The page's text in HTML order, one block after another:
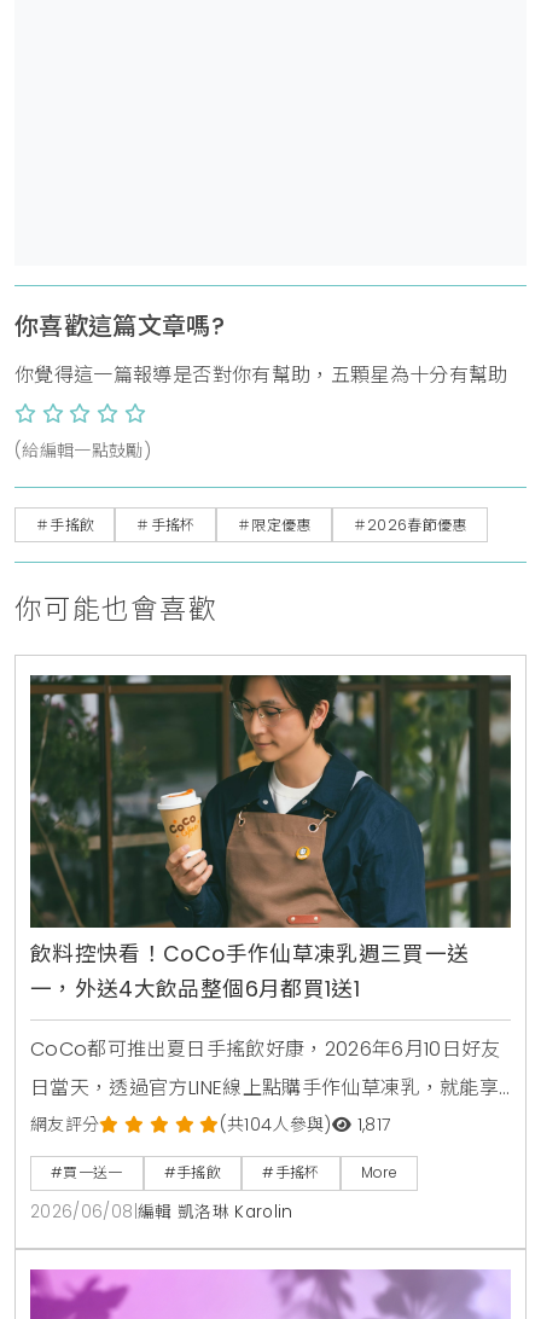
你喜歡這篇文章嗎?
你覺得這一篇報導是否對你有幫助，五顆星為十分有幫助
(給編輯一點鼓勵)
＃手搖飲 ＃手搖杯 ＃限定優惠 ＃2026春節優惠
你可能也會喜歡
飲料控快看！CoCo手作仙草凍乳週三買一送
一，外送4大飲品整個6月都買1送1
CoCo都可推出夏日手搖飲好康，2026年6月10日好友
日當天，透過官方LINE線上點購手作仙草凍乳，就能享
有第2杯0元買1送1優惠。另外整個6月份，foodpanda
外送平台也同步推出茉香凍奶綠、芒果綠茶、四季珍椰
青、粉角生椰拿鐵等4大品項買1送1，讓大家在炎熱夏天
不用出門也能省錢消暑。
網友評分 (共104人參與) 1,817
#買一送一 #手搖飲 #手搖杯 More
2026/06/08 編輯 凱洛琳 Karolin